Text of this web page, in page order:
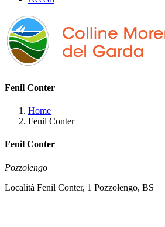
Fenil Conter
Home
Fenil Conter
Fenil Conter
Pozzolengo
Località Fenil Conter, 1 Pozzolengo, BS